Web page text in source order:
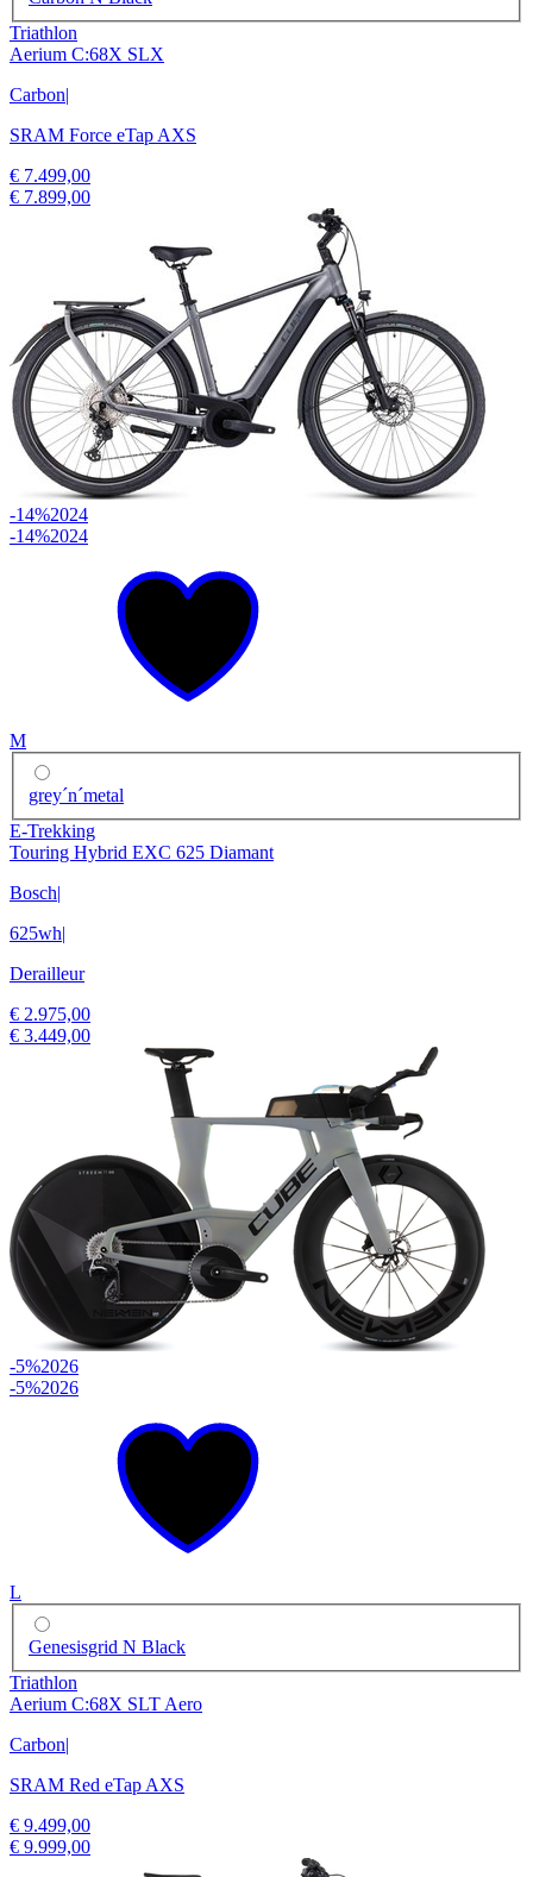
Triathlon
Aerium C:68X SLX
Carbon|
SRAM Force eTap AXS
€ 7.499,00
€ 7.899,00
-14%2024
-14%2024
M
grey´n´metal
E-Trekking
Touring Hybrid EXC 625 Diamant
Bosch|
625wh|
Derailleur
€ 2.975,00
€ 3.449,00
-5%2026
-5%2026
L
Genesisgrid N Black
Triathlon
Aerium C:68X SLT Aero
Carbon|
SRAM Red eTap AXS
€ 9.499,00
€ 9.999,00